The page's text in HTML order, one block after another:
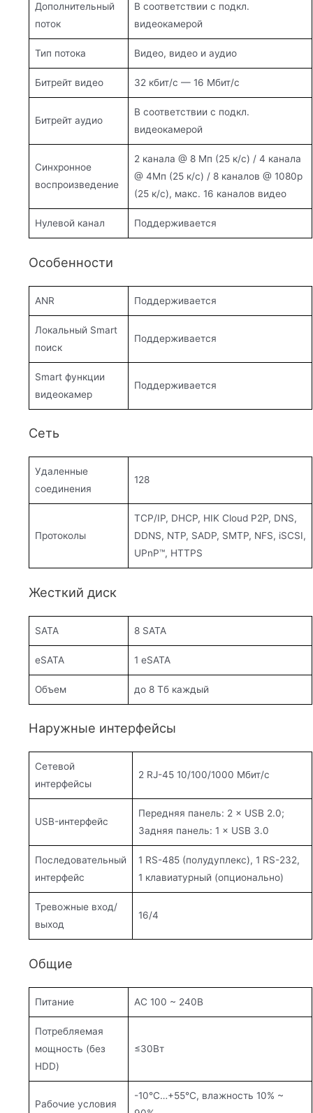
Дополнительный
поток
В соответствии с подкл.
видеокамерой
Тип потока Видео, видео и аудио
Битрейт видео 32 кбит/с — 16 Мбит/с
Битрейт аудио
В соответствии с подкл.
видеокамерой
Синхронное
воспроизведение
2 канала @ 8 Мп (25 к/с) / 4 канала
@ 4Мп (25 к/с) / 8 каналов @ 1080p
(25 к/с), макс. 16 каналов видео
Нулевой канал Поддерживается
Особенности
ANR Поддерживается
Локальный Smart
поиск
Поддерживается
Smart функции
видеокамер
Поддерживается
Сеть
Удаленные
соединения
128
Протоколы
TCP/IP, DHCP, HIK Cloud P2P, DNS,
DDNS, NTP, SADP, SMTP, NFS, iSCSI,
UPnP™, HTTPS
Жесткий диск
SATA 8 SATA
eSATA 1 eSATA
Объем до 8 Тб каждый
Наружные интерфейсы
Сетевой
интерфейсы
2 RJ-45 10/100/1000 Мбит/с
USB-интерфейс
Передняя панель: 2 × USB 2.0;
Задняя панель: 1 × USB 3.0
Последовательный
интерфейс
1 RS-485 (полудуплекс), 1 RS-232,
1 клавиатурный (опционально)
Тревожные вход/
выход
16/4
Общие
Питание AC 100 ~ 240В
Потребляемая
мощность (без
HDD)
≤30Вт
Рабочие условия
-10°C…+55°C, влажность 10% ~